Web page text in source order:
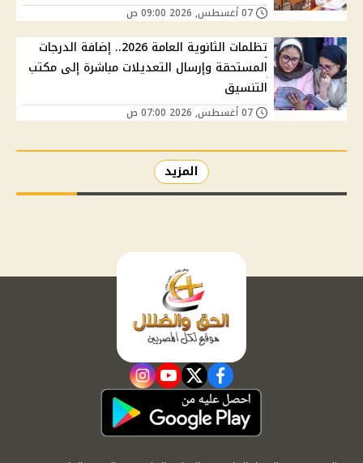
تظلمات الثانوية العامة 2026.. إضافة الدرجات
المستحقة وإرسال التعديلات مباشرة إلى مكتب
التنسيق
المزيد
facebook
twitter
youtube
instagram